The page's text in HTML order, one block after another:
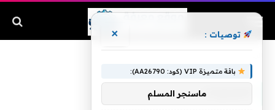
المنجيات
توصيات : ×
باقة متميزة VIP (كود: AA26790):
ماسنجر المسلم